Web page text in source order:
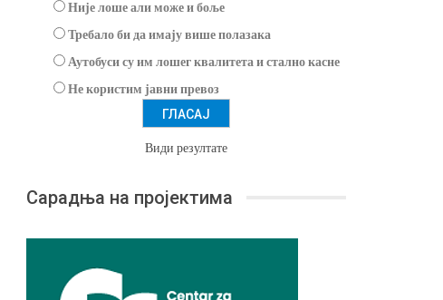
Није лоше али може и боље
Требало би да имају више полазака
Аутобуси су им лошег квалитета и стално касне
Не користим јавни превоз
Види резултате
Сарадња на пројектима